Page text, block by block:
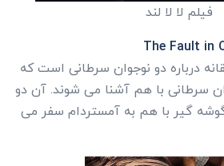
فیلم لا لا لند
درباره دو نوجوان سرطانی است که
سرطانی با هم آشنا می شوند. آن دو
گوشه گیر با هم به آمستردام سفر می